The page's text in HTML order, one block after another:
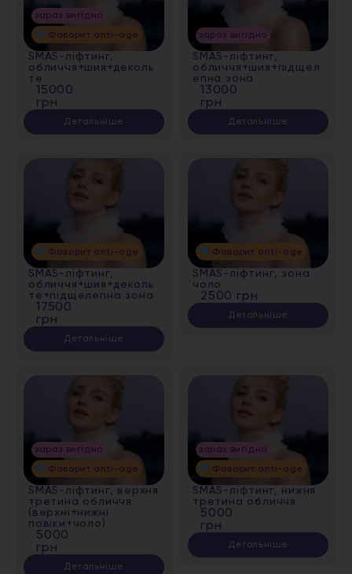
зараз вигідно
Фаворит anti-age
SMAS-ліфтинг,
обличчя+шия+деколь
те
15000
грн
Детальніше
зараз вигідно
SMAS-ліфтинг,
обличчя+шия+підщел
епна зона
13000
грн
Детальніше
Фаворит anti-age
SMAS-ліфтинг,
обличчя+шия+деколь
те+підщелепна зона
17500
грн
Детальніше
Фаворит anti-age
SMAS-ліфтинг, зона
чоло
2500 грн
Детальніше
зараз вигідно
Фаворит anti-age
SMAS-ліфтинг, верхня
третина обличчя
(верхні+нижні
повіки+чоло)
5000
грн
Детальніше
зараз вигідно
Фаворит anti-age
SMAS-ліфтинг, нижня
третина обличчя
5000
грн
Детальніше